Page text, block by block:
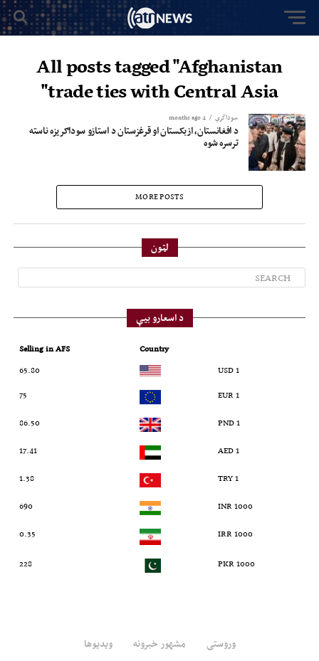
All posts tagged "Afghanistan
trade ties with Central Asia"
سوداگري 4 months ago
د افغانستان، ازبکستان او قرغزستان د استازو سوداګریزه ناسته
ترسره شوه
MORE POSTS
لټون
د اسعارو بیې
Country
Selling in AFS
1 USD
65.80
1 EUR
75
1 PND
86.50
1 AED
17.41
1 TRY
1.38
1000 INR
690
1000 IRR
0.35
1000 PKR
228
وروستی مشهور خبرونه ویدیوها